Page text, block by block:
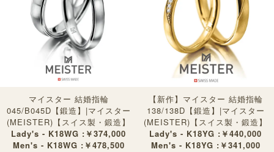
マイスター 結婚指輪
045/B045D【鍛造】|マイスター
(MEISTER)【スイス製・鍛造】
Lady's - K18WG :￥374,000
Men's - K18WG :￥478,500
【新作】マイスター 結婚指輪
138/138D【鍛造】|マイスター
(MEISTER)【スイス製・鍛造】
Lady's - K18YG :￥440,000
Men's - K18YG :￥341,000